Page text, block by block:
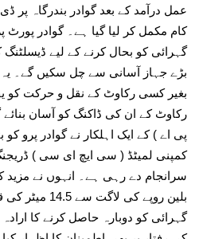
کام مکمل کر لیا گیا ہے۔ گوادر
گہرائی کو بحال کرنے کے لیے
بڑے جہاز آسانی سے چل سکیں گے۔
بغیر کسی رکاوٹ کے نقل و حرکت کو
رکاوٹ کے ان کی ڈاکنگ کو آسان بنائے
پی اے ) کے ایک اہلکار نے گوادر پرو کو
کمپنی لمیٹڈ ( سی ایچ ای سی )
بلین روپے کی
گہرائی کو دوبارہ حاصل کرنے کا